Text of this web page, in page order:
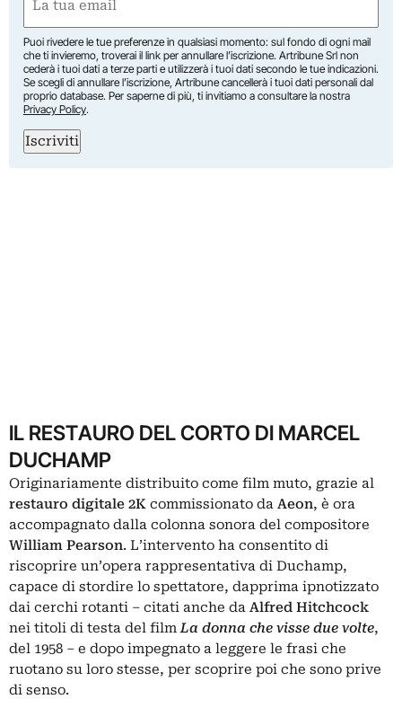
(Required)
Puoi rivedere le tue preferenze in qualsiasi momento: sul fondo di ogni mail
che ti invieremo, troverai il link per annullare l’iscrizione. Artribune Srl non
cederà i tuoi dati a terze parti e utilizzerà i tuoi dati secondo le tue indicazioni.
Se scegli di annullare l’iscrizione, Artribune cancellerà i tuoi dati personali dal
proprio database. Per saperne di più, ti invitiamo a consultare la nostra
Privacy Policy.
Iscriviti
IL RESTAURO DEL CORTO DI MARCEL
DUCHAMP
Originariamente distribuito come film muto, grazie al
restauro digitale 2K commissionato da Aeon, è ora
accompagnato dalla colonna sonora del compositore
William Pearson. L’intervento ha consentito di
riscoprire un’opera rappresentativa di Duchamp,
capace di stordire lo spettatore, dapprima ipnotizzato
dai cerchi rotanti – citati anche da Alfred Hitchcock
nei titoli di testa del filmLa donna che visse due volte,
del 1958 – e dopo impegnato a leggere le frasi che
ruotano su loro stesse, per scoprire poi che sono prive
di senso.